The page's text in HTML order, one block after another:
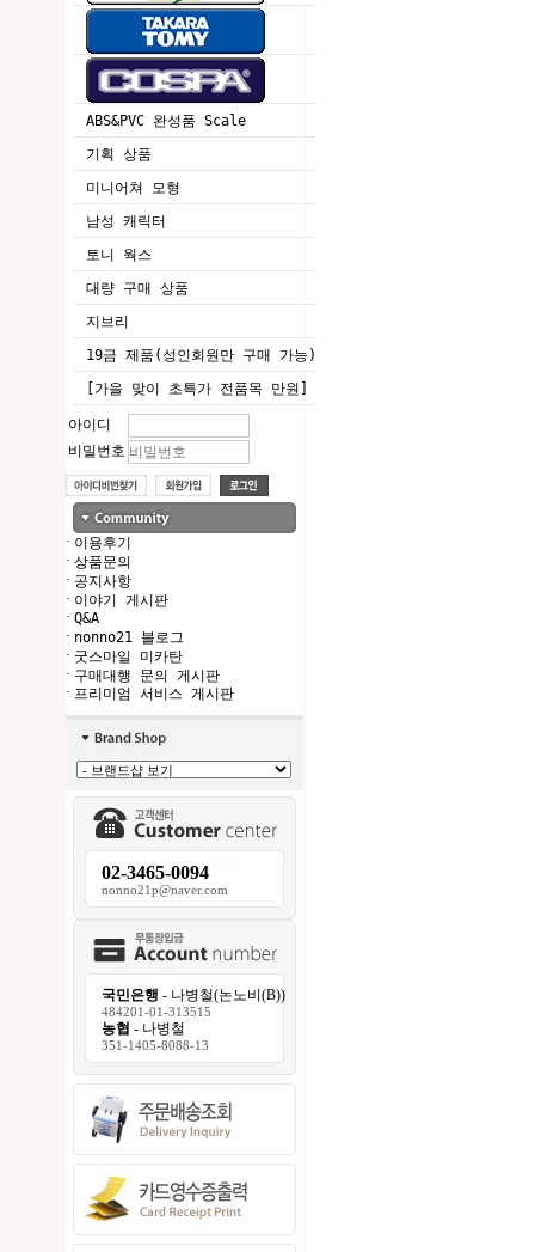
ABS&PVC 완성품 Scale
기획 상품
미니어쳐 모형
남성 캐릭터
토니 웍스
대량 구매 상품
지브리
19금 제품(성인회원만 구매 가능)
[가을 맞이 초특가 전품목 만원]
아이디
비밀번호
· 이용후기
· 상품문의
· 공지사항
· 이야기 게시판
· Q&A
· nonno21 블로그
· 굿스마일 미카탄
· 구매대행 문의 게시판
· 프리미엄 서비스 게시판
02-3465-0094
nonno21p@naver.com
국민은행 - 나병철(논노비(B))
484201-01-313515
농협 - 나병철
351-1405-8088-13